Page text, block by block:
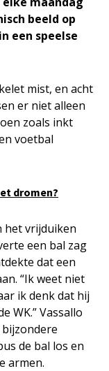
beeld op
een speelse
mist, en acht
er niet alleen
zoals inkt
voetbal
dromen?
het vrijduiken
een bal zag
dat een
“Ik weet niet
ik denk dat hij
WK.” Vassallo
de bal los en
armen.